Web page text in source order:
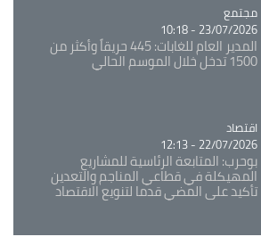
Catégorie
مجتمع
23/07/2026 - 10:18
المدير العام للغابات: 445 حريقاً وأكثر من
1500 تدخل خلال الموسم الحالي
Catégorie
اقتصاد
22/07/2026 - 12:13
بوحرب: المتابعة الرئاسية للمشاريع
المهيكلة في قطاعي المناجم والتعدين
تأكيد على المضي قدما لتنويع الاقتصاد